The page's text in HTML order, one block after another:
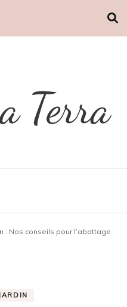
: Nos conseils pour l’abattage